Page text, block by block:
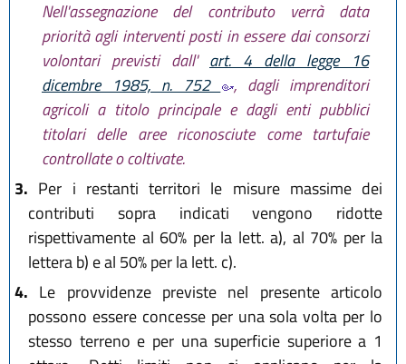
Nell'assegnazione del contributo verrà data
priorità agli interventi posti in essere dai consorzi
volontari previsti dall' art. 4 della legge 16
dicembre 1985, n. 752
, dagli imprenditori
agricoli a titolo principale e dagli enti pubblici
titolari delle aree riconosciute come tartufaie
controllate o coltivate.
3. Per i restanti territori le misure massime dei
contributi sopra indicati vengono ridotte
rispettivamente al 60% per la lett. a), al 70% per la
lettera b) e al 50% per la lett. c).
4. Le provvidenze previste nel presente articolo
possono essere concesse per una sola volta per lo
stesso terreno e per una superficie superiore a 1